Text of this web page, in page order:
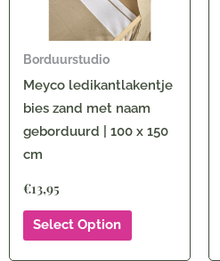
Borduurstudio
Meyco ledikantlakentje
bies zand met naam
geborduurd | 100 x 150
cm
€13,95
Select Option